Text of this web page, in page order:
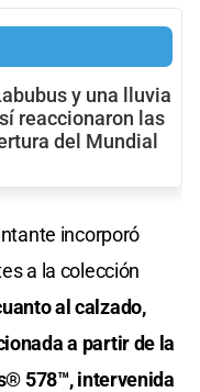
y una lluvia
reaccionaron las
del Mundial
incorporó
a la colección
al calzado,
a partir de la
578™, intervenida